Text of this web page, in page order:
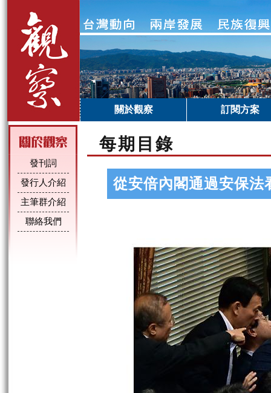
關於觀察 訂閱方案
發刊詞
發行人介紹
主筆群介紹
聯絡我們
每期目錄
從安倍內閣通過安保法